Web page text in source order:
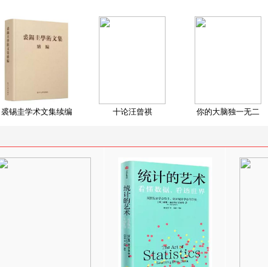
裘锡圭学术文集续编 十论汪曾祺 你的大脑独一无二